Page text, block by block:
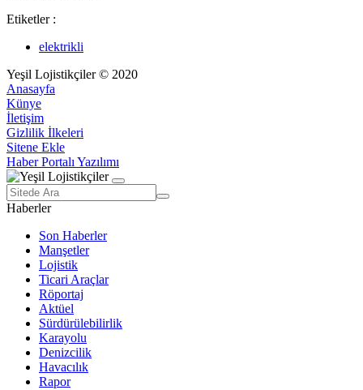
Etiketler :
elektrikli
Yeşil Lojistikçiler © 2020
Anasayfa
Künye
İletişim
Gizlilik İlkeleri
Sitene Ekle
Haber Portalı Yazılımı
Haberler
Son Haberler
Manşetler
Lojistik
Ticari Araçlar
Röportaj
Aktüel
Sürdürülebilirlik
Karayolu
Denizcilik
Havacılık
Rapor